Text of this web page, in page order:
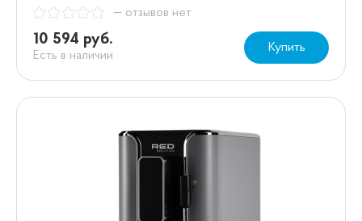
— отзывов нет
10 594 руб.
Есть в наличии
Купить